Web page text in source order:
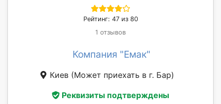
Рейтинг: 47 из 80
1 отзывов
Компания "Емак"
Киев (Может приехать в г. Бар)
Реквизиты подтверждены